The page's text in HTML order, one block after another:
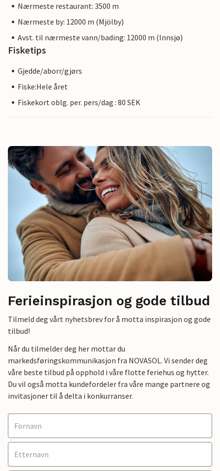
Nærmeste restaurant: 3500 m
Nærmeste by: 12000 m (Mjölby)
Avst. til nærmeste vann/bading: 12000 m (Innsjø)
Fisketips
Gjedde/aborr/gjørs
Fiske:Hele året
Fiskekort oblg. per. pers/dag : 80 SEK
Ferieinspirasjon og gode tilbud
Tilmeld deg vårt nyhetsbrev for å motta inspirasjon og gode
tilbud!
Når du tilmelder deg her mottar du
markedsføringskommunikasjon fra NOVASOL. Vi sender deg
våre beste tilbud på opphold i våre flotte feriehus og hytter.
Du vil også motta kundefordeler fra våre mange partnere og
invitasjoner til å delta i konkurranser.